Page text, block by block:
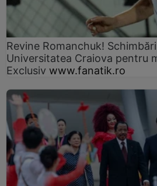
Revine Romanchuk!
Universitatea Craiova pentru
Exclusiv www.fanatik.ro